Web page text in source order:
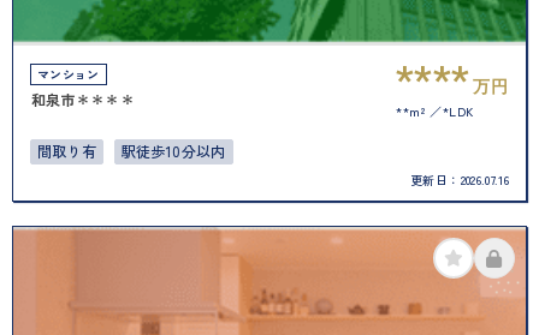
マンション
和泉市＊＊＊＊ **** 万円
**m² *LDK
間取り有 駅徒歩10分以内
更新日： 2026.07.16